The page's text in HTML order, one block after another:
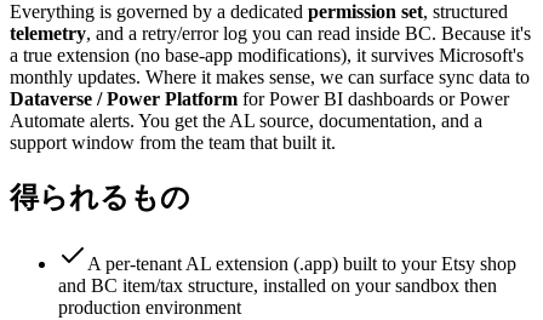
Everything is governed by a dedicated permission set, structured
telemetry, and a retry/error log you can read inside BC. Because it's
a true extension (no base-app modifications), it survives Microsoft's
monthly updates. Where it makes sense, we can surface sync data to
Dataverse / Power Platform for Power BI dashboards or Power
Automate alerts. You get the AL source, documentation, and a
support window from the team that built it.
得られるもの
A per-tenant AL extension (.app) built to your Etsy shop
and BC item/tax structure, installed on your sandbox then
production environment